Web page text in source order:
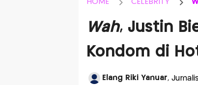
HOME CELEBRITY
Wah, Justin
Kondom di
Elang Riki Yanuar,